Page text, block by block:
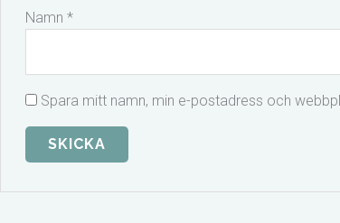
Namn *
Spara mitt namn, min e-postadress och